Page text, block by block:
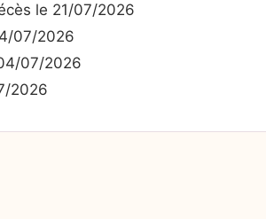
le 21/07/2026
07/2026
07/2026
2026